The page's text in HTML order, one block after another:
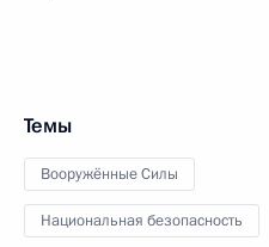
Темы
Вооружённые Силы
Национальная безопасность